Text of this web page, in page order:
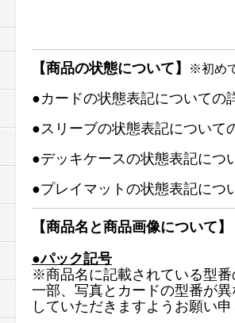
【商品の状態について】 ※初め
●カードの状態表記についての
●スリーブの状態表記について
●デッキケースの状態表記につ
●プレイマットの状態表記につ
【商品名と商品画像について】
●パック記号
※商品名に記載されている型番
一部、写真とカードの型番が
していただきますようお願い申